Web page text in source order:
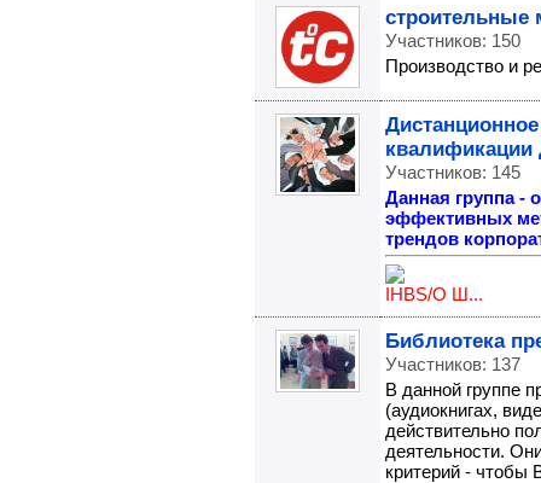
строительные
Участников: 150
Производство и
квалификации
Участников: 145
Данная группа -
эффективных
трендов
IHBS/О Ш...
Библиотека
Участников: 137
В данной группе
(аудиокнигах,
действительно
деятельности.
критерий - чтобы